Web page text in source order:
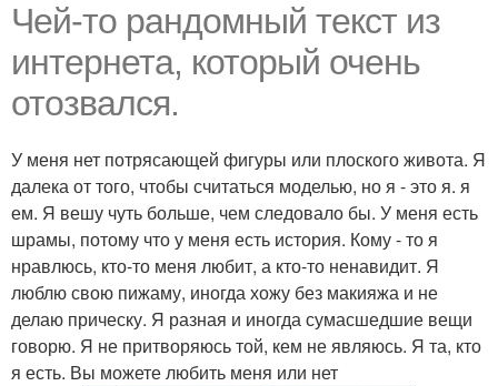
Чей-то рандомный текст из
интернета, который очень
отозвался.
У меня нет потрясающей фигуры или плоского живота. Я
далека от того, чтобы считаться моделью, но я - это я. я
ем. Я вешу чуть больше, чем следовало бы. У меня есть
шрамы, потому что у меня есть история. Кому - то я
нравлюсь, кто-то меня любит, а кто-то ненавидит. Я
люблю свою пижаму, иногда хожу без макияжа и не
делаю прическу. Я разная и иногда сумасшедшие вещи
говорю. Я не притворяюсь той, кем не являюсь. Я та, кто
я есть. Вы можете любить меня или нет